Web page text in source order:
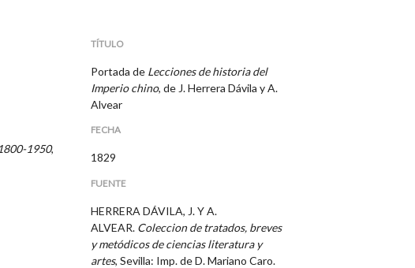
1950,
TÍTULO
Portada de Lecciones de historia del
Imperio chino, de J. Herrera Dávila y A.
Alvear
FECHA
1829
FUENTE
HERRERA DÁVILA, J. Y A.
ALVEAR. Coleccion de tratados, breves
y metódicos de ciencias literatura y
artes, Sevilla: Imp. de D. Mariano Caro.